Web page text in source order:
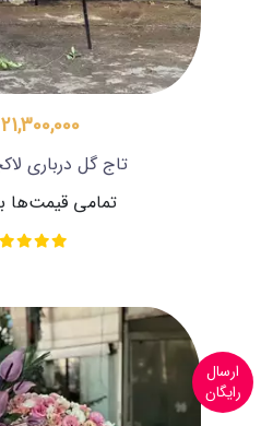
21,300,000 تومان
تاج گل درباری
تمامی قیمت‌ها
ارسال
رایگان